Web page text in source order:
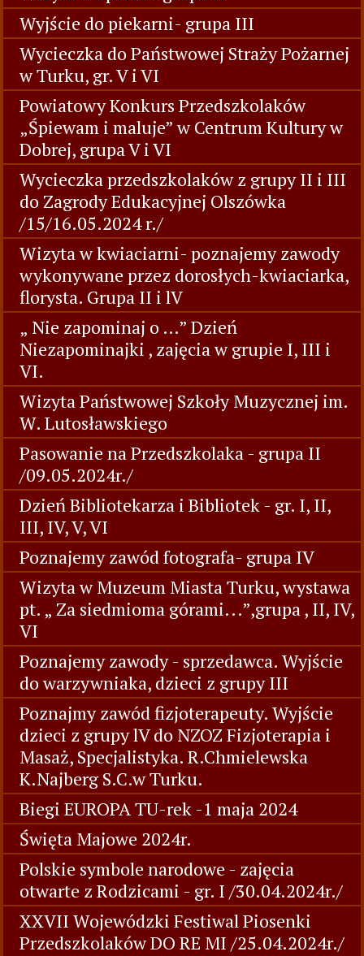
Wyjście do piekarni- grupa III
Wycieczka do Państwowej Straży Pożarnej
w Turku, gr. V i VI
Powiatowy Konkurs Przedszkolaków
„Śpiewam i maluje” w Centrum Kultury w
Dobrej, grupa V i VI
Wycieczka przedszkolaków z grupy II i III
do Zagrody Edukacyjnej Olszówka
/15/16.05.2024 r./
Wizyta w kwiaciarni- poznajemy zawody
wykonywane przez dorosłych-kwiaciarka,
florysta. Grupa II i lV
„ Nie zapominaj o …” Dzień
Niezapominajki , zajęcia w grupie I, III i
VI.
Wizyta Państwowej Szkoły Muzycznej im.
W. Lutosławskiego
Pasowanie na Przedszkolaka - grupa II
/09.05.2024r./
Dzień Bibliotekarza i Bibliotek - gr. I, II,
III, IV, V, VI
Poznajemy zawód fotografa- grupa IV
Wizyta w Muzeum Miasta Turku, wystawa
pt. „ Za siedmioma górami...”,grupa , II, IV,
VI
Poznajemy zawody - sprzedawca. Wyjście
do warzywniaka, dzieci z grupy III
Poznajmy zawód fizjoterapeuty. Wyjście
dzieci z grupy lV do NZOZ Fizjoterapia i
Masaż, Specjalistyka. R.Chmielewska
K.Najberg S.C.w Turku.
Biegi EUROPA TU-rek -1 maja 2024
Święta Majowe 2024r.
Polskie symbole narodowe - zajęcia
otwarte z Rodzicami - gr. I /30.04.2024r./
XXVII Wojewódzki Festiwal Piosenki
Przedszkolaków DO RE MI /25.04.2024r./